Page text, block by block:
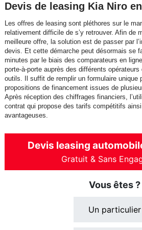
Devis de leasing Kia Niro
Les offres de leasing sont pléthores sur le
relativement difficile de s’y retrouver. Afin de
meilleure offre, la solution est de passer par
devis. Et cette démarche peut désormais se
minutes par le biais des comparateurs en
porte-à-porte auprès des différents
outils. Il suffit de remplir un formulaire unique
propositions de financement issues de
Après réception des chiffrages financiers,
contrat qui propose des tarifs compétitifs
avantageuses.